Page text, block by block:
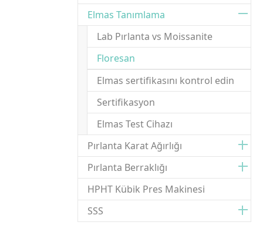
Elmas Tanımlama
Lab Pırlanta vs Moissanite
Floresan
Elmas sertifikasını kontrol edin
Sertifikasyon
Elmas Test Cihazı
Pırlanta Karat Ağırlığı
Pırlanta Berraklığı
HPHT Kübik Pres Makinesi
SSS